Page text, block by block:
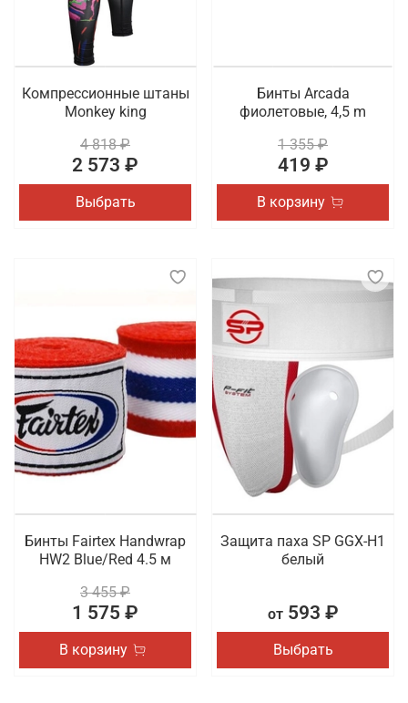
Компрессионные штаны
Monkey king
4 818 ₽
2 573 ₽
Выбрать
Бинты Arcada
фиолетовые, 4,5 m
1 355 ₽
419 ₽
В корзину
Бинты Fairtex Handwrap
HW2 Blue/Red 4.5 м
3 455 ₽
1 575 ₽
В корзину
Защита паха SP GGX-H1
белый
от593 ₽
Выбрать